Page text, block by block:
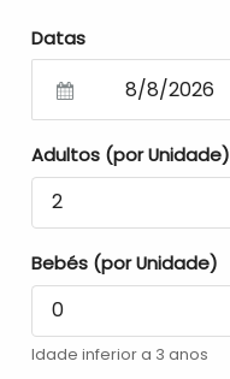
Datas
forward
interact
with
calendar
and
Adultos (por Unidade)
2
Bebés (por Unidade)
0
Idade inferior a 3 anos